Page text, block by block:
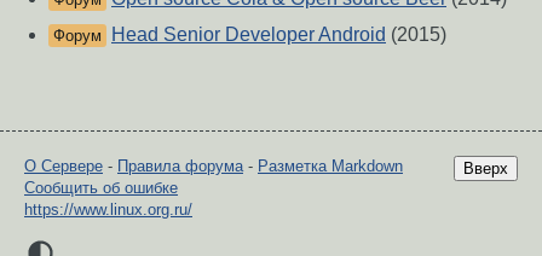
Форум Head Senior Developer Android (2015)
Вверх
О Сервере - Правила форума- Разметка Markdown
Сообщить об ошибке
https://www.linux.org.ru/